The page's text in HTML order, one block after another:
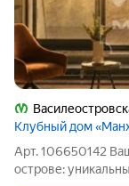
Клубный дом
Арт. 106650142
острове: